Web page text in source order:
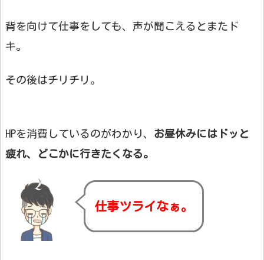
背を向けて仕事をしても、声が聞こえるとまたド
キ。
その後はチリチリ。
HPを消費しているのがわかり、 お昼休みにはドッと
疲れ、どこかに行きたくなる。
仕事ツライなぁ。